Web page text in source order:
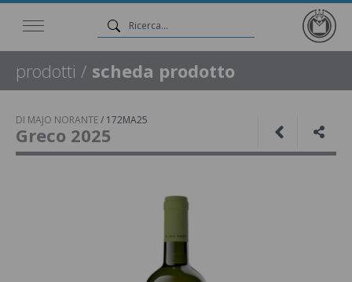
prodotti / scheda prodotto
DI MAJO NORANTE/ 172MA25
Greco 2025